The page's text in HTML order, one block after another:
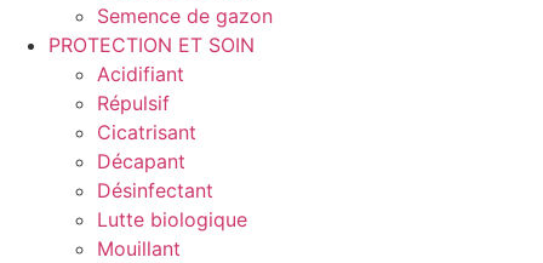
Semence de gazon
PROTECTION ET SOIN
Acidifiant
Répulsif
Cicatrisant
Décapant
Désinfectant
Lutte biologique
Mouillant